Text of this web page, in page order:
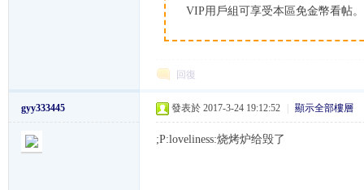
VIP用戶組可享受本區免金幣看帖
回復
gyy333445 發表於 2017-3-24 19:12:52 顯示全部樓層
;P:loveliness:烧烤炉给毁了